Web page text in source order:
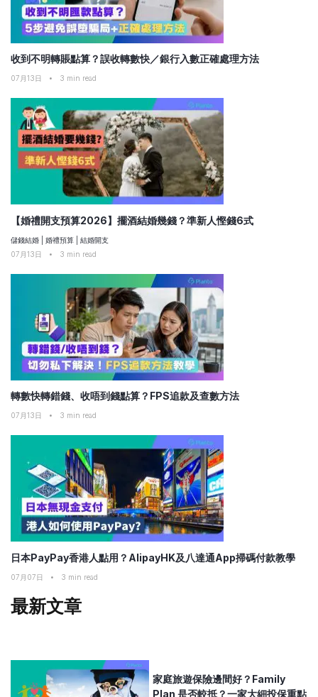
收到不明轉賬點算？誤收轉數快／銀行入數正確處理方法
07月13日 • 3 min read
【婚禮開支預算2026】擺酒結婚幾錢？準新人慳錢6式
儲錢結婚 婚禮預算
結婚開支
07月13日
• 3 min read
轉數快轉錯錢、收唔到錢點算？FPS追款及查數方法
07月13日 • 3 min read
日本PayPay香港人點用？AlipayHK及八達通App掃碼付款教學
07月07日 • 3 min read
最新文章
家庭旅遊保險邊間好？Family
Plan 是否較抵？一家大細投保重點